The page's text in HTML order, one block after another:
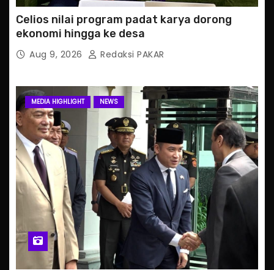
Celios nilai program padat karya dorong
ekonomi hingga ke desa
Aug 9, 2026 Redaksi PAKAR
MEDIA HIGHLIGHT NEWS